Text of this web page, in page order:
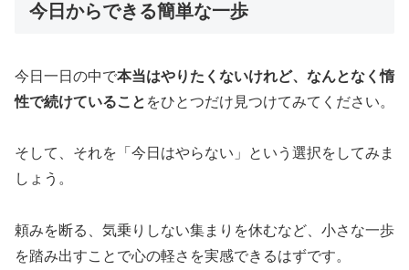
今日からできる簡単な一歩
今日一日の中で本当はやりたくないけれど、なんとなく惰
性で続けていること をひとつだけ見つけてみてください。
そして、それを「今日はやらない」という選択をしてみま
しょう。
頼みを断る、気乗りしない集まりを休むなど、小さな一歩
を踏み出すことで心の軽さを実感できるはずです。